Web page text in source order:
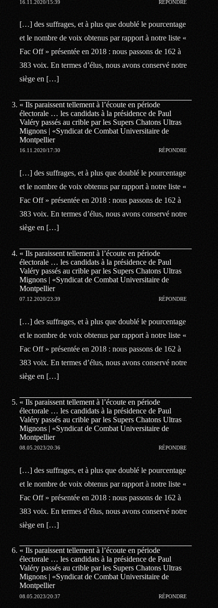
16.11.2020/15:39 RÉPONDRE
[…] des suffrages, et à plus que doublé le pourcentage
et le nombre de voix obtenus par rapport à notre liste «
Fac Off » présentée en 2018 : nous passons de 162 à
383 voix. En termes d’élus, nous avons conservé notre
siège en […]
« Ils paraissent tellement à l’écoute en période
électorale … les candidats à la présidence de Paul
Valéry passés au crible par les Supers Chatons Ultras
Mignons | «Syndicat de Combat Universitaire de
Montpellier
16.11.2020/17:30 RÉPONDRE
[…] des suffrages, et à plus que doublé le pourcentage
et le nombre de voix obtenus par rapport à notre liste «
Fac Off » présentée en 2018 : nous passons de 162 à
383 voix. En termes d’élus, nous avons conservé notre
siège en […]
« Ils paraissent tellement à l’écoute en période
électorale … les candidats à la présidence de Paul
Valéry passés au crible par les Supers Chatons Ultras
Mignons | «Syndicat de Combat Universitaire de
Montpellier
07.12.2020/23:39 RÉPONDRE
[…] des suffrages, et à plus que doublé le pourcentage
et le nombre de voix obtenus par rapport à notre liste «
Fac Off » présentée en 2018 : nous passons de 162 à
383 voix. En termes d’élus, nous avons conservé notre
siège en […]
« Ils paraissent tellement à l’écoute en période
électorale … les candidats à la présidence de Paul
Valéry passés au crible par les Supers Chatons Ultras
Mignons | «Syndicat de Combat Universitaire de
Montpellier
08.05.2023/20:36 RÉPONDRE
[…] des suffrages, et à plus que doublé le pourcentage
et le nombre de voix obtenus par rapport à notre liste «
Fac Off » présentée en 2018 : nous passons de 162 à
383 voix. En termes d’élus, nous avons conservé notre
siège en […]
« Ils paraissent tellement à l’écoute en période
électorale … les candidats à la présidence de Paul
Valéry passés au crible par les Supers Chatons Ultras
Mignons | «Syndicat de Combat Universitaire de
Montpellier
08.05.2023/20:37 RÉPONDRE